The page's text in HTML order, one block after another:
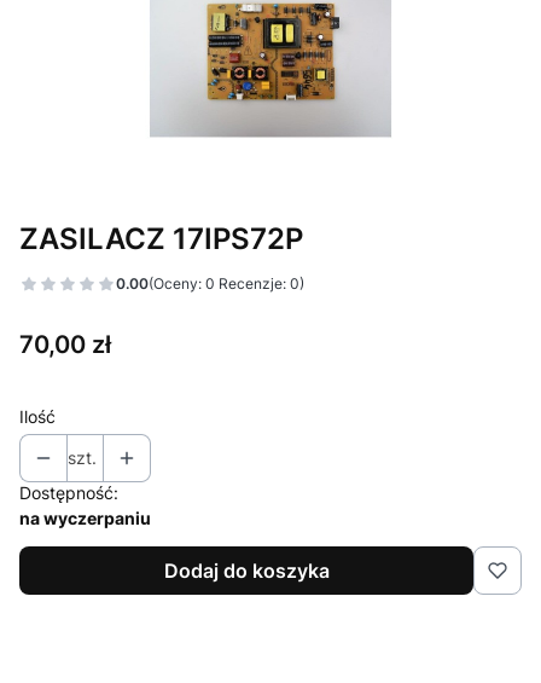
ZASILACZ 17IPS72P
0.00(Oceny: 0 Recenzje: 0)
Cena
70,00 zł
Ilość
szt.
Dostępność:
na wyczerpaniu
Dodaj do koszyka